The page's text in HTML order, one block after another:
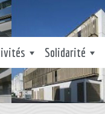
Solidarité